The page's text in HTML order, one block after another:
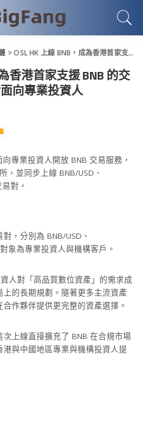
>OSL HK 上線 BNB，成為香港首家支援 BNB 的交易所，開放3組交易對面向專業投資人
香港首家支援 BNB 的交
向專業投資人
專業投資人開放 BNB 交易服務，
，並同步上線 BNB/USD、
對。
，分別為 BNB/USD、
象為專業投資人與機構客戶。
人對「高品質數位資產」的需求成
的長期規劃。隨著更多主流資產
作夥伴提供更完整的資產選擇。
上線直接擴充了 BNB 在合規市場
與中國地區專業與機構投資人提